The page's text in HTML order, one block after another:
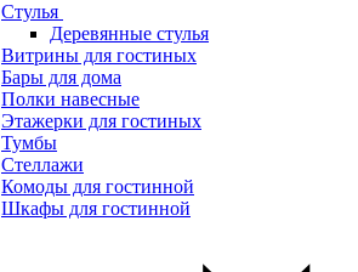
Стулья
Деревянные стулья
Витрины для гостиных
Бары для дома
Полки навесные
Этажерки для гостиных
Тумбы
Стеллажи
Комоды для гостинной
Шкафы для гостинной